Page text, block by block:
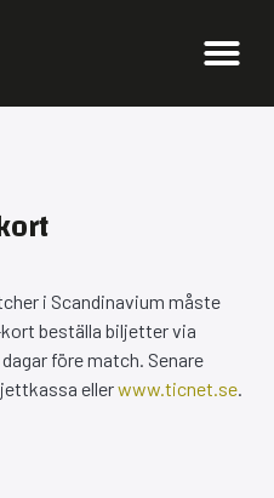
i Scandinavium måste
kort beställa biljetter via
före match. Senare
ellerwww.ticnet.se